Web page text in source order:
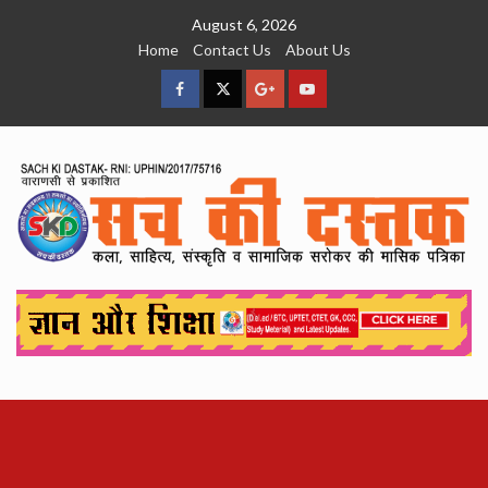
August 6, 2026
Home
Contact Us About Us
facebookTwitterGoogleYouTube